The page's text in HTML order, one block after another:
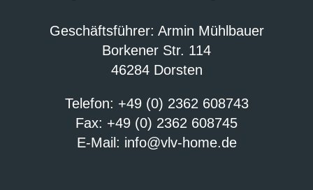
Geschäftsführer: Armin Mühlbauer
Borkener Str. 114
46284 Dorsten
Telefon: +49 (0) 2362 608743
Fax: +49 (0) 2362 608745
E-Mail: info@vlv-home.de